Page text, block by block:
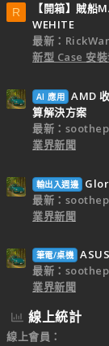
R
【開箱】賊船
WEHITE
最新：
新型 Case 安
AI 應用 AMD
算解決方案
最新：
業界新聞
輸出入週邊
最新：
業界新聞
筆電/桌機
最新：
業界新聞
線上統計
線上會員